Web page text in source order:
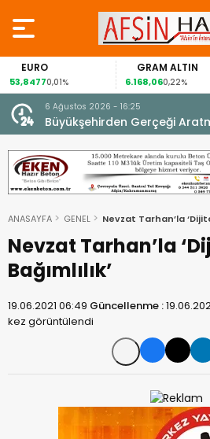
EURO
0,01%
GRAM ALTIN
6.168,060,22%
6 Ağustos 2026 - 16:25
Büyükşehirden Gerçeği
Kurtarma Tatbikatı.
ANASAYFA GENEL Nevzat Tarhan’la
Nevzat Tarhan’la
Bağımlılık’
19.06.2021 06:49 Güncellenme :
kez görüntülendi